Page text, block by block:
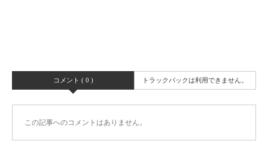
コメント ( 0 ) トラックバックは利用できません。
この記事へのコメントはありません。